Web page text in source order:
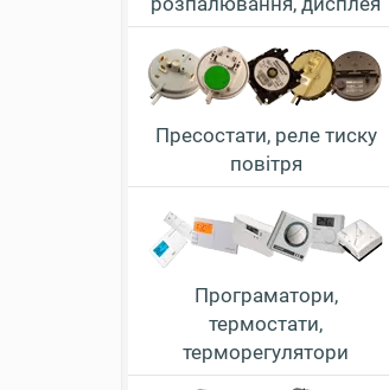
Пресостати, реле тиску
повітря
Програматори,
термостати,
терморегулятори